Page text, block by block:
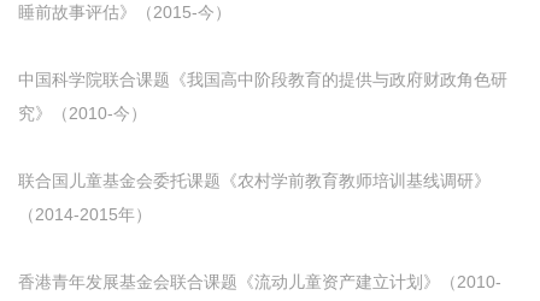
睡前故事评估》（2015-今）
中国科学院联合课题《我国高中阶段教育的提供与政府财政角色研
究》（2010-今）
联合国儿童基金会委托课题《农村学前教育教师培训基线调研》
（2014-2015年）
香港青年发展基金会联合课题《流动儿童资产建立计划》（2010-